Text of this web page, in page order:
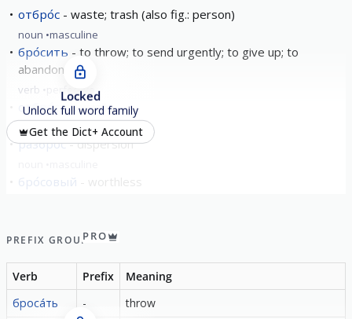
отбро́с waste; trash (also fig.: person)
noun masculine
бро́сить
to throw; to send urgently; to give up; to
abandon
verb perfective
отбро́сы waste
noun masculine
разбро́с dispersion
бро́совый
show all
Locked
Unlock full word family
Get the Dict+ Account
PREFIX GROUPPRO
Verb Prefix
Meaning
броса́ть
- throw